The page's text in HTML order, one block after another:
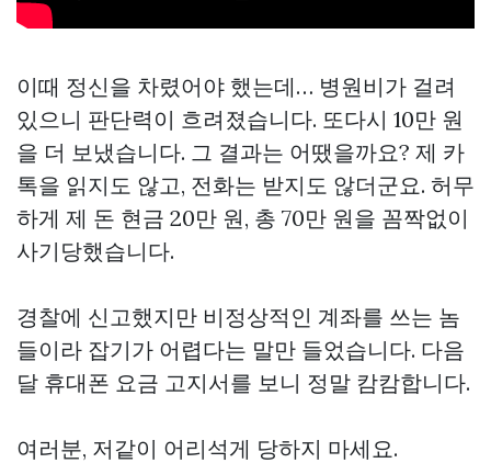
이때 정신을 차렸어야 했는데… 병원비가 걸려
있으니 판단력이 흐려졌습니다. 또다시 10만 원
을 더 보냈습니다. 그 결과는 어땠을까요? 제 카
톡을 읽지도 않고, 전화는 받지도 않더군요. 허무
하게 제 돈 현금 20만 원, 총 70만 원을 꼼짝없이
사기당했습니다.
경찰에 신고했지만 비정상적인 계좌를 쓰는 놈
들이라 잡기가 어렵다는 말만 들었습니다. 다음
달 휴대폰 요금 고지서를 보니 정말 캄캄합니다.
여러분, 저같이 어리석게 당하지 마세요.